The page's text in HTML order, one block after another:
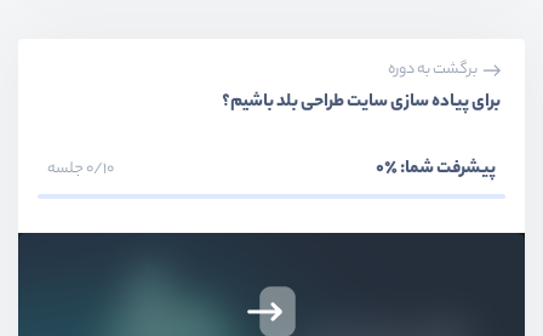
برگشت به دوره
برای پیاده سازی سایت طراحی بلد باشیم؟
پیشرفت شما:٪0 0/10 جلسه